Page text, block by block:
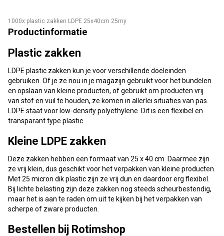
1000x plastic zakken LDPE 25x40cm 25my
Productinformatie
Plastic zakken
LDPE plastic zakken kun je voor verschillende doeleinden
gebruiken. Of je ze nou in je magazijn gebruikt voor het bundelen
en opslaan van kleine producten, of gebruikt om producten vrij
van stof en vuil te houden, ze komen in allerlei situaties van pas.
LDPE staat voor low-density polyethylene. Dit is een flexibel en
transparant type plastic.
Kleine LDPE zakken
Deze zakken hebben een formaat van 25 x 40 cm. Daarmee zijn
ze vrij klein, dus geschikt voor het verpakken van kleine producten.
Met 25 micron dik plastic zijn ze vrij dun en daardoor erg flexibel.
Bij lichte belasting zijn deze zakken nog steeds scheurbestendig,
maar het is aan te raden om uit te kijken bij het verpakken van
scherpe of zware producten.
Bestellen bij Rotimshop